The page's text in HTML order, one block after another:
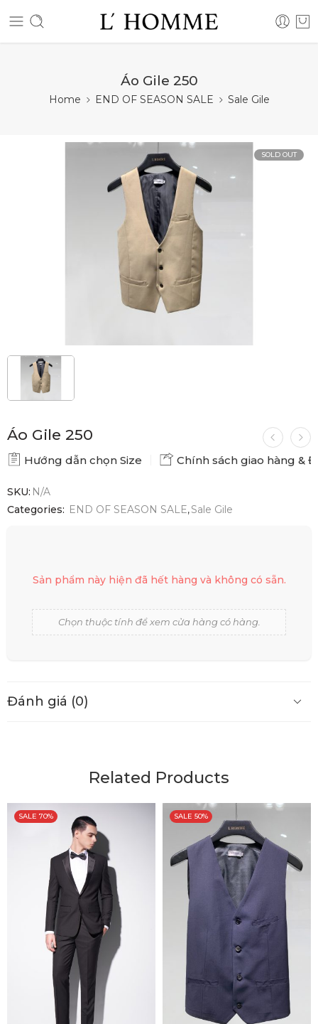
Áo Gile 250
Home END OF SEASON SALE Sale Gile
SOLD OUT
Áo Gile 250
Hướng dẫn chọn Size Chính sách giao hàng &
SKU: N/A
Categories: END OF SEASON SALE,Sale Gile
Sản phẩm này hiện đã hết hàng và không có sẵn.
Chọn thuộc tính để xem cửa hàng có hàng.
Đánh giá (0)
Related Products
SALE 70% SALE 50%